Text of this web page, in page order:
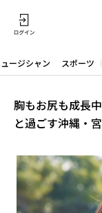
ージシャン スポーツ
胸もお尻も成長
と過ごす沖縄・